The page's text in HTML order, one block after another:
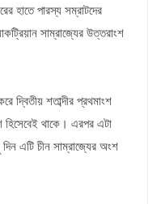
হাতে পারস্য সম্রাটদের
সাম্রাজ্যের উত্তরাংশ
দ্বিতীয় শতাব্দীর প্রথমাংশ
হিসেবেই থাকে। এরপর এটা
এটি চীন সাম্রাজ্যের অংশ